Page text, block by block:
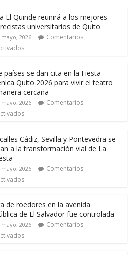
El Quinde reunirá a los mejores
universitarios de Quito
mayo, 2026
Comentarios
países se dan cita en la Fiesta
Quito 2026 para vivir el teatro
cercana
mayo, 2026
Comentarios
Cádiz, Sevilla y Pontevedra se
a la transformación vial de La
mayo, 2026
Comentarios
de roedores en la avenida
de El Salvador fue controlada
mayo, 2026
Comentarios